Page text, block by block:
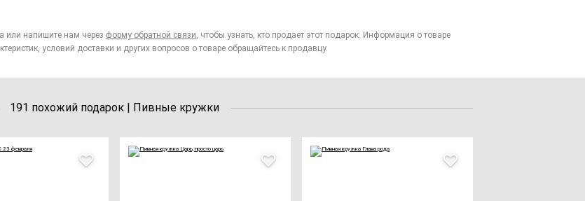
или напишите нам через форму обратной связи, чтобы узнать, кто продает этот подарок. Информация о товаре
условий доставки и других вопросов о товаре обращайтесь к продавцу.
191 похожий подарок | Пивные кружки